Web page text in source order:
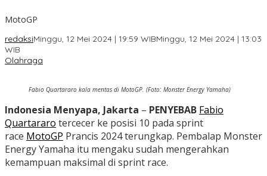
MotoGP
redaksiMinggu, 12 Mei 2024 | 19:59 WIBMinggu, 12 Mei 2024 | 13:03
WIB
Olahraga
Fabio Quartararo kala mentas di MotoGP. (Foto: Monster Energy Yamaha)
Indonesia Menyapa, Jakarta – PENYEBAB Fabio
Quartararo tercecer ke posisi 10 pada sprint
race MotoGP Prancis 2024 terungkap. Pembalap Monster
Energy Yamaha itu mengaku sudah mengerahkan
kemampuan maksimal di sprint race.